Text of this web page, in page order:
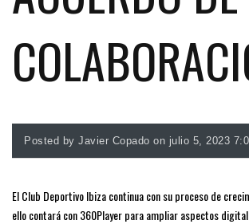
Posted by Javier Copado on julio 5, 2023
El Club Deportivo Ibiza continua con su proceso de
ello contará con 360Player para ampliar aspectos